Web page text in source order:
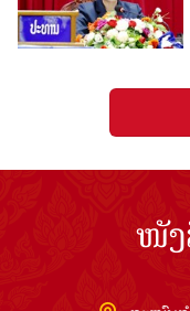
ໜັງ